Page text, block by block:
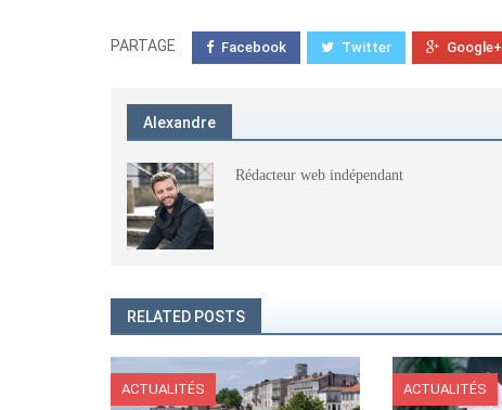
PARTAGE Facebook Twitter Google+
Alexandre
Rédacteur web indépendant
RELATED POSTS
ACTUALITÉS ACTUALITÉS